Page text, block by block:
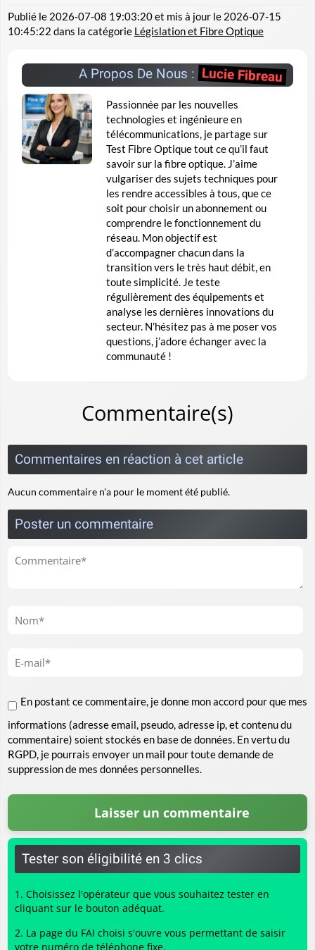
Publié le 2026-07-08 19:03:20et mis à jour le 2026-07-15
10:45:22 dans la catégorie Législation et Fibre Optique
A Propos De Nous : Lucie Fibreau
Passionnée par les nouvelles
technologies et ingénieure en
télécommunications, je partage sur
Test Fibre Optique tout ce qu’il faut
savoir sur la fibre optique. J’aime
vulgariser des sujets techniques pour
les rendre accessibles à tous, que ce
soit pour choisir un abonnement ou
comprendre le fonctionnement du
réseau. Mon objectif est
d’accompagner chacun dans la
transition vers le très haut débit, en
toute simplicité. Je teste
régulièrement des équipements et
analyse les dernières innovations du
secteur. N’hésitez pas à me poser vos
questions, j’adore échanger avec la
communauté !
Commentaire(s)
Commentaires en réaction à cet article
Aucun commentaire n'a pour le moment été publié.
Poster un commentaire
En postant ce commentaire, je donne mon accord pour que mes
informations (adresse email, pseudo, adresse ip, et contenu du
commentaire) soient stockés en base de données. En vertu du
RGPD, je pourrais envoyer un mail pour toute demande de
suppression de mes données personnelles.
Tester son éligibilité en 3 clics
Choisissez l'opérateur que vous souhaitez tester en
cliquant sur le bouton adéquat.
La page du FAI choisi s'ouvre vous permettant de saisir
votre numéro de téléphone fixe.